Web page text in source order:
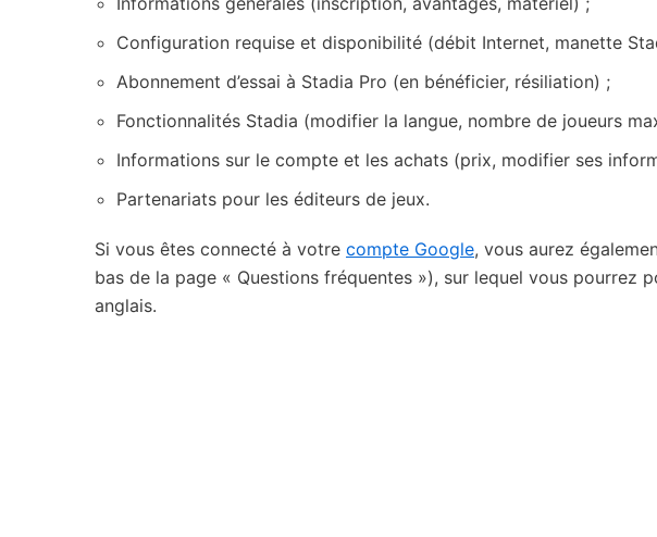
Configuration requise et disponibilité (débit Internet, manette
Abonnement d’essai à Stadia Pro (en bénéficier, résiliation) ;
Fonctionnalités Stadia (modifier la langue, nombre de joueurs
Informations sur le compte et les achats (prix, modifier ses
Partenariats pour les éditeurs de jeux.
Si vous êtes connecté à votre compte Google, vous aurez
bas de la page « Questions fréquentes »), sur lequel vous pourrez
anglais.